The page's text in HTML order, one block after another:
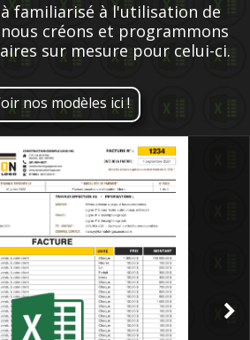
familiarisé à l'utilisation de
créons et programmons
sur mesure pour celui-ci.
nos modèles ici !